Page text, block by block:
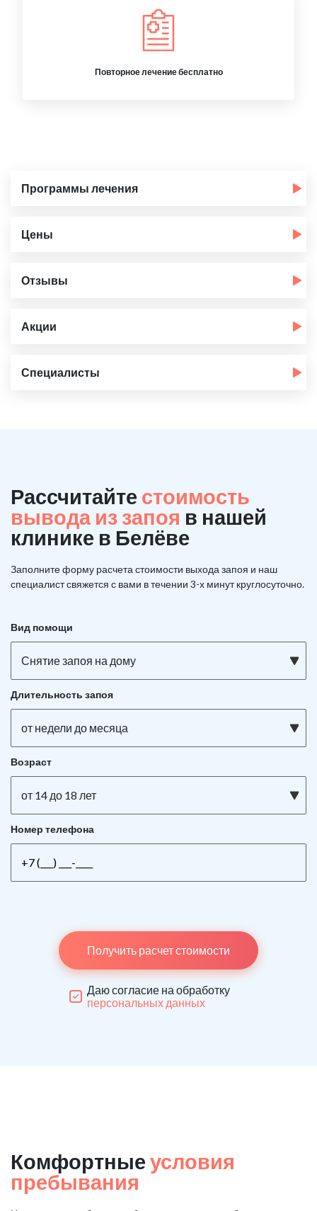
Повторное лечение бесплатно
Программы лечения
Цены
Отзывы
Акции
Специалисты
Рассчитайте стоимость
вывода из запоя в нашей
клинике в Белёве
Заполните форму расчета стоимости выхода запоя и наш
специалист свяжется с вами в течении 3-х минут круглосуточно.
Вид помощи
Снятие запоя на дому
Длительность запоя
от недели до месяца
Возраст
от 14 до 18 лет
Номер телефона
Получить расчет стоимости
Даю согласие на обработку
персональных данных
Комфортные условия
пребывания